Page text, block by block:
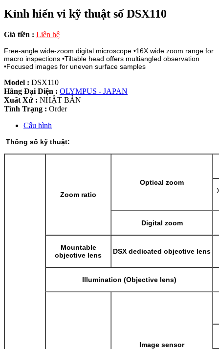
Kính hiển vi kỹ thuật số DSX110
Giá tiền : Liên hệ
Free-angle wide-zoom digital microscope •16X wide zoom range for
macro inspections •Tiltable head offers multiangled observation
•Focused images for uneven surface samples
Model : DSX110
Hãng Đại Diện : OLYMPUS - JAPAN
Xuất Xứ : NHẬT BẢN
Tình Trạng : Order
Cấu hình
Thông số kỹ thuật:
Zoom ratio
Optical zoom
Digital zoom
Mountable
objective lens
DSX dedicated objective lens
Illumination (Objective lens)
Image sensor